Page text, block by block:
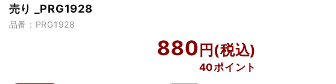
売り _PRG1928
品番：PRG1928
880
40ポイント